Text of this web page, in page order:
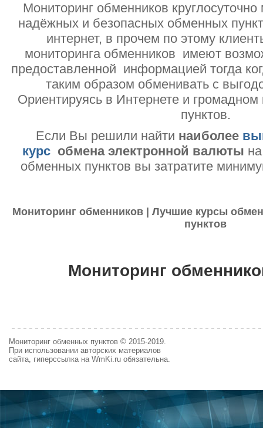
Мониторинг обменников круглосуточно
надёжных и безопасных обменных
интернет, в прочем по этому
мониторинга обменников имеют
предоставленной информацией тогда
таким образом обменивать с
Ориентируясь в Интернете и
пунктов.
Если Вы решили найти наиболее
курс обмена электронной валюты
обменных пунктов вы затратите
Мониторинг обменников | Лучшие курсы
пунктов
Мониторинг
Мониторинг обменных пунктов © 2015-2019.
При использовании авторских материалов
сайта, гиперссылка на WmKi.ru обязательна.